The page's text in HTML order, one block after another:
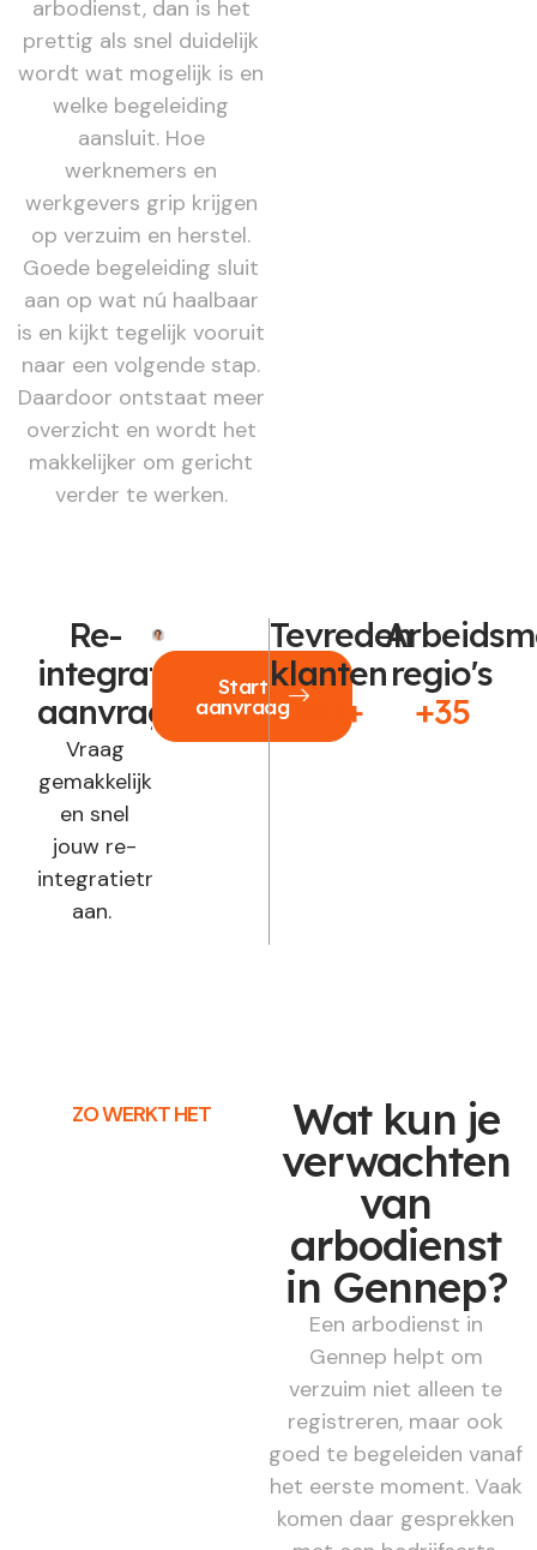
arbodienst, dan is het
prettig als snel duidelijk
wordt wat mogelijk is en
welke begeleiding
aansluit. Hoe
werknemers en
werkgevers grip krijgen
op verzuim en herstel.
Goede begeleiding sluit
aan op wat nú haalbaar
is en kijkt tegelijk vooruit
naar een volgende stap.
Daardoor ontstaat meer
overzicht en wordt het
makkelijker om gericht
verder te werken.
Re-
integratie
aanvragen?
Vraag
gemakkelijk
en snel
jouw re-
integratietraject
aan.
Start
aanvraag
Tevreden
klanten
250+
regio's
+35
ZO WERKT HET Wat kun je
verwachten
van
arbodienst
in Gennep?
Een arbodienst in
Gennep helpt om
verzuim niet alleen te
registreren, maar ook
goed te begeleiden vanaf
het eerste moment. Vaak
komen daar gesprekken